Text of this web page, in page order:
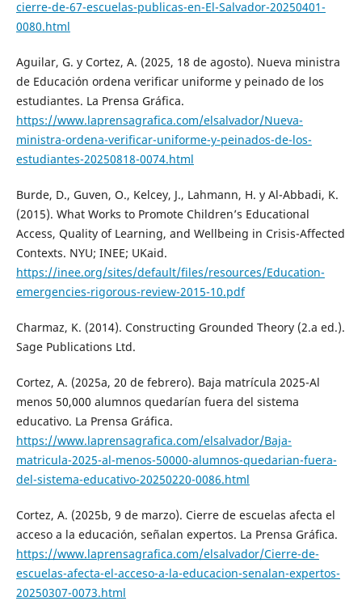
cierre-de-67-escuelas-publicas-en-El-Salvador-20250401-
0080.html
Aguilar, G. y Cortez, A. (2025, 18 de agosto). Nueva ministra
de Educación ordena verificar uniforme y peinado de los
estudiantes. La Prensa Gráfica.
https://www.laprensagrafica.com/elsalvador/Nueva-
ministra-ordena-verificar-uniforme-y-peinados-de-los-
estudiantes-20250818-0074.html
Burde, D., Guven, O., Kelcey, J., Lahmann, H. y Al-Abbadi, K.
(2015). What Works to Promote Children’s Educational
Access, Quality of Learning, and Wellbeing in Crisis-Affected
Contexts. NYU; INEE; UKaid.
https://inee.org/sites/default/files/resources/Education-
emergencies-rigorous-review-2015-10.pdf
Charmaz, K. (2014). Constructing Grounded Theory (2.a ed.).
Sage Publications Ltd.
Cortez, A. (2025a, 20 de febrero). Baja matrícula 2025-Al
menos 50,000 alumnos quedarían fuera del sistema
educativo. La Prensa Gráfica.
https://www.laprensagrafica.com/elsalvador/Baja-
matricula-2025-al-menos-50000-alumnos-quedarian-fuera-
del-sistema-educativo-20250220-0086.html
Cortez, A. (2025b, 9 de marzo). Cierre de escuelas afecta el
acceso a la educación, señalan expertos. La Prensa Gráfica.
https://www.laprensagrafica.com/elsalvador/Cierre-de-
escuelas-afecta-el-acceso-a-la-educacion-senalan-expertos-
20250307-0073.html